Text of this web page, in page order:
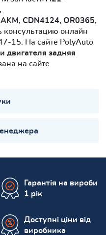
CDN4124, OR0365,
консультацию онлайн
15. На сайте PolyAuto
двигателя задняя
на сайте
Гарантія на вироби
1 рік
Доступні ціни від
виробника